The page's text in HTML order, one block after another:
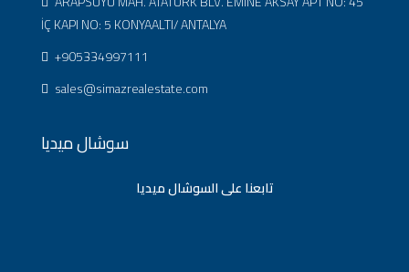
İÇ KAPI NO: 5 KONYAALTI/ ANTALYA
+905334997111
sales@simazrealestate.com
سوشال ميديا
تابعنا على السوشال ميديا